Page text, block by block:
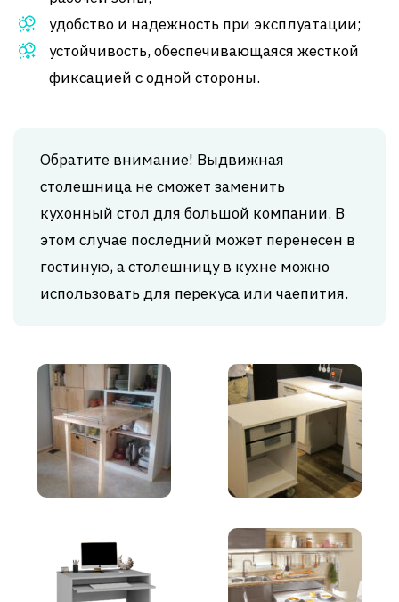
удобство и надежность при эксплуатации;
устойчивость, обеспечивающаяся жесткой
фиксацией с одной стороны.
Обратите внимание! Выдвижная
столешница не сможет заменить
кухонный стол для большой компании. В
этом случае последний может перенесен в
гостиную, а столешницу в кухне можно
использовать для перекуса или чаепития.